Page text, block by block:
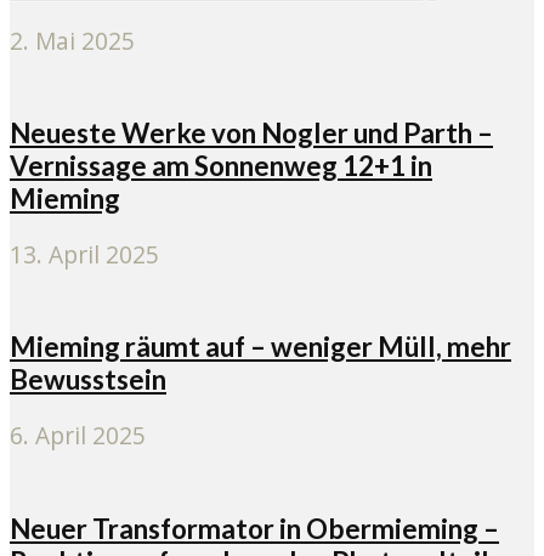
2. Mai 2025
Neueste Werke von Nogler und Parth –
Vernissage am Sonnenweg 12+1 in
Mieming
13. April 2025
Mieming räumt auf – weniger Müll, mehr
Bewusstsein
6. April 2025
Neuer Transformator in Obermieming –